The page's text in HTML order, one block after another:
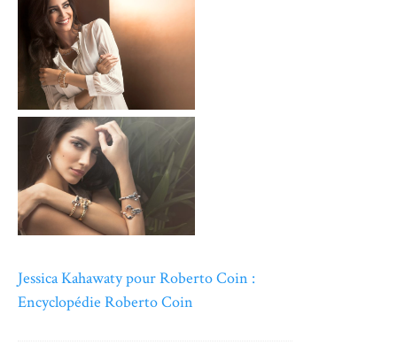
Jessica Kahawaty pour Roberto Coin :
Encyclopédie Roberto Coin